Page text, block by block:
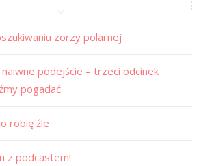
zorzy polarnej
naiwne podejście – trzeci odcinek
pogadać
robię źle
z podcastem!